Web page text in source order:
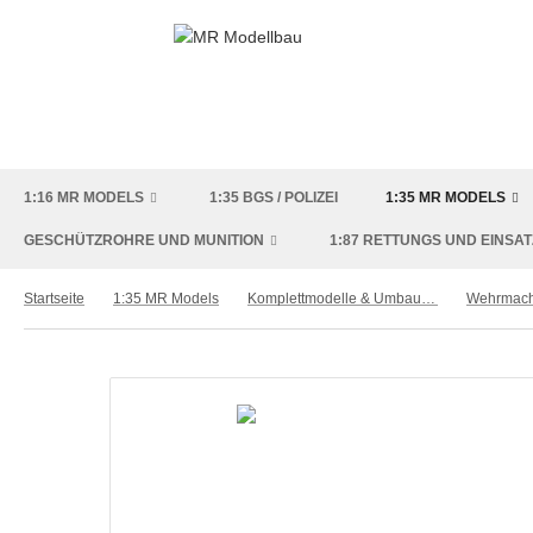
1:16 MR MODELS 1:35 BGS / POLIZEI 1:35 MR MODELS
GESCHÜTZROHRE UND MUNITION 1:87 RETTUNGS UND
Startseite 1:35 MR Models Komplettmodelle & Umbausätze